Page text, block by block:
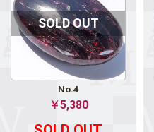
No.4
￥5,380